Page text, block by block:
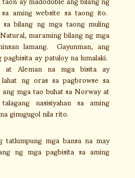
aming website sa taong ito.
bilang ng mga taong muling
maraming bilang ng mga
lamang. Gayunman, ang
ay patuloy na lumalaki.
at Aleman na mga bisita ay
ng oras sa pagbrowse sa
mga tao buhat sa Norway at
nasisiyahan sa aming
ginugugol nila rito.
mga bansa na may
ng mga pagbisita sa aming